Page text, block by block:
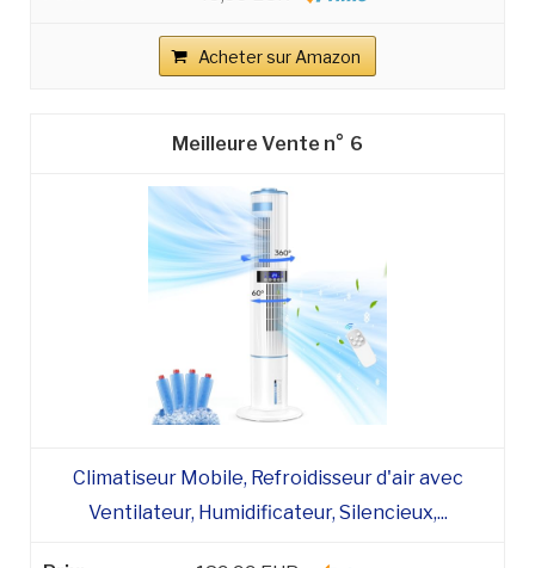
Acheter sur Amazon
6
Climatiseur Mobile, Refroidisseur d'air avec
Ventilateur, Humidificateur, Silencieux,...